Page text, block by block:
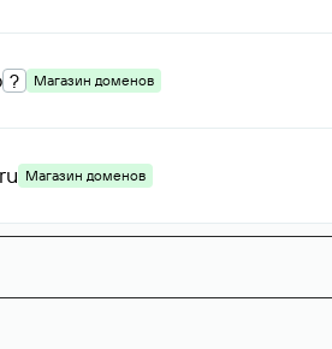
? Магазин доменов
Магазин доменов